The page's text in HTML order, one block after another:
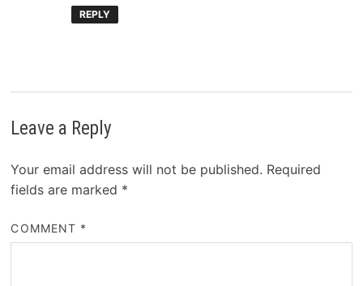
REPLY
Leave a Reply
Your email address will not be published. Required
fields are marked *
COMMENT *